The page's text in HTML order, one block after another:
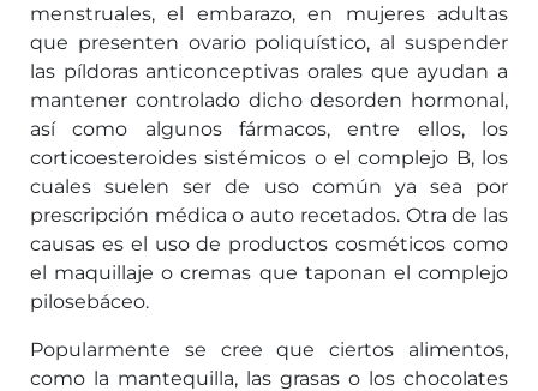
menstruales, el embarazo, en mujeres adultas
que presenten ovario poliquístico, al suspender
las píldoras anticonceptivas orales que ayudan a
mantener controlado dicho desorden hormonal,
así como algunos fármacos, entre ellos, los
corticoesteroides sistémicos o el complejo B, los
cuales suelen ser de uso común ya sea por
prescripción médica o auto recetados. Otra de las
causas es el uso de productos cosméticos como
el maquillaje o cremas que taponan el complejo
pilosebáceo.
Popularmente se cree que ciertos alimentos,
como la mantequilla, las grasas o los chocolates